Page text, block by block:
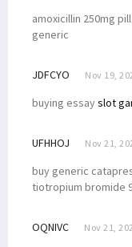
amoxicillin 250mg pill
generic
JDFCYO Nov 19,
buying essayslot
UFHHOJ Nov 21,
buy generic
tiotropium bromide
OQNIVC Nov 21,